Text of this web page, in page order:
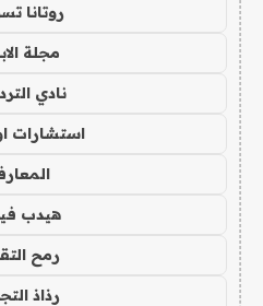
روتانا
مجلة
نادي
استشارات
هيدب
رمح
رذاذ